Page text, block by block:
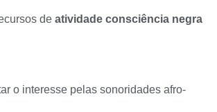
de atividade consciência negra
o interesse pelas sonoridades afro-